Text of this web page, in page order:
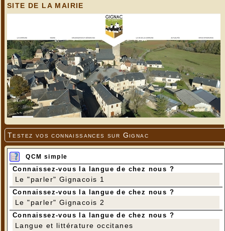
SITE DE LA MAIRIE
Testez vos connaissances sur Gignac
QCM simple
Connaissez-vous la langue de chez nous ?
Le "parler" Gignacois 1
Connaissez-vous la langue de chez nous ?
Le "parler" Gignacois 2
Connaissez-vous la langue de chez nous ?
Langue et littérature occitanes